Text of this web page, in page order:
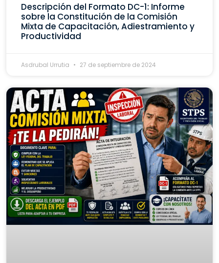
Descripción del Formato DC-1: Informe
sobre la Constitución de la Comisión
Mixta de Capacitación, Adiestramiento y
Productividad
Asdrubal Urrutia 27 de septiembre de 2024